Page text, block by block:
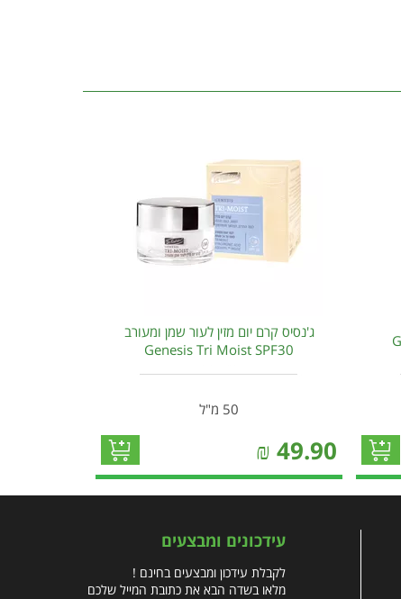
ג'נסיס קרם יום מזין לעור שמן ומעורב
Genesis Tri Moist SPF30
50 מ"ל
49.90
₪
עידכונים ומבצעים
לקבלת עידכון ומבצעים בחינם !
מלאו בשדה הבא את כתובת המייל שלכם